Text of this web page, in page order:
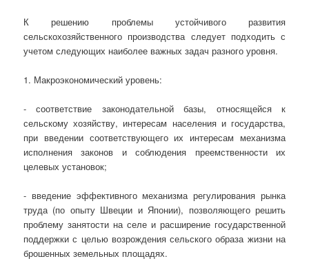
К решению проблемы устойчивого развития
сельскохозяйственного производства следует подходить с
учетом следующих наиболее важных задач разного уровня.
1. Макроэкономический уровень:
- соответствие законодательной базы, относящейся к
сельскому хозяйству, интересам населения и государства,
при введении соответствующего их интересам механизма
исполнения законов и соблюдения преемственности их
целевых установок;
- введение эффективного механизма регулирования рынка
труда (по опыту Швеции и Японии), позволяющего решить
проблему занятости на селе и расширение государственной
поддержки с целью возрождения сельского образа жизни на
брошенных земельных площадях.